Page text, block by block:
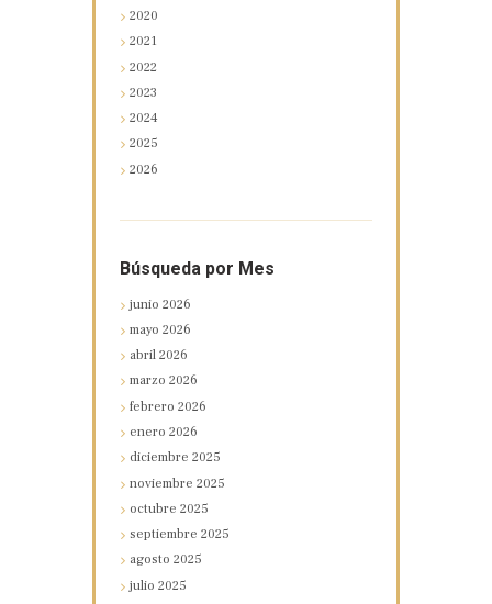
2020
2021
2022
2023
2024
2025
2026
Búsqueda por Mes
junio2026
mayo2026
abril2026
marzo2026
febrero2026
enero2026
diciembre2025
noviembre2025
octubre2025
septiembre2025
agosto2025
julio2025